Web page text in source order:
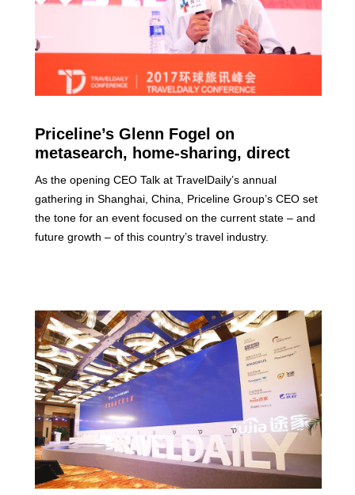
Priceline’s Glenn Fogel on
metasearch, home-sharing, direct
booking, and localization in China
As the opening CEO Talk at TravelDaily’s annual
gathering in Shanghai, China, Priceline Group’s CEO set
the tone for an event focused on the current state – and
future growth – of this country’s travel industry.